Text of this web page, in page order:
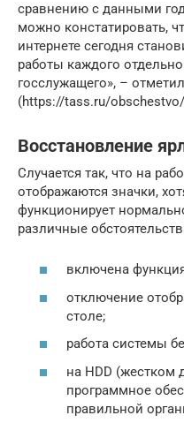
сравнению с данными
можно констатировать,
интернете сегодня
работы каждого
госслужащего», –
(https://tass.ru/
Восстановление
Случается так, что на
отображаются значки,
функционирует
различные
включена
отключение
столе;
работа системы
на HDD (жестком
программное
правильной